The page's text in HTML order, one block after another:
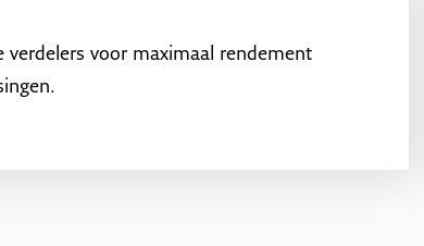
verdelers voor maximaal rendement